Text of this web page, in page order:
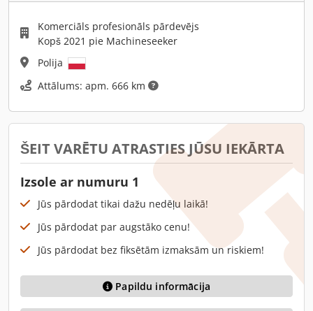
Komerciāls profesionāls pārdevējs
Kopš 2021 pie Machineseeker
Polija
Attālums: apm. 666 km
ŠEIT VARĒTU ATRASTIES JŪSU IEKĀRTA
Izsole ar numuru 1
Jūs pārdodat tikai dažu nedēļu laikā!
Jūs pārdodat par augstāko cenu!
Jūs pārdodat bez fiksētām izmaksām un riskiem!
Papildu informācija